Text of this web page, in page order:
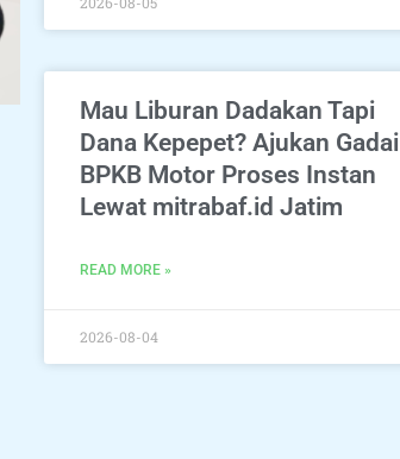
Mau Liburan Dadakan Tapi
Dana Kepepet? Ajukan Gadai
BPKB Motor Proses Instan
Lewat mitrabaf.id Jatim
READ MORE »
2026-08-04